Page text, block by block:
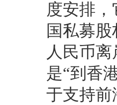
度安排
国私募
人民币
是“到香
于支持前